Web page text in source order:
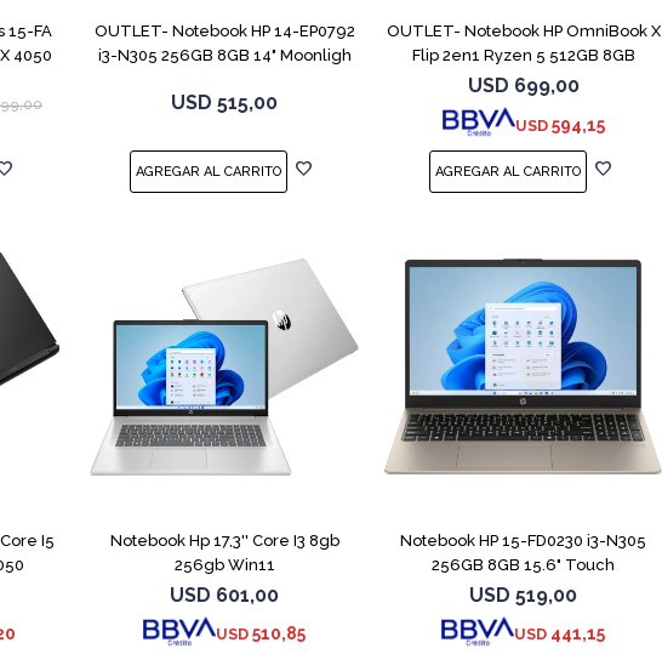
15-FA
4050
OUTLET- Notebook HP 14-EP0792
i3-N305 256GB 8GB 14" Moonligh
USD 515,00
OUTLET- Notebook HP OmniBook X
Flip 2en1 Ryzen 5 512GB 8GB
USD 699,00
USD 594,15
I5
Notebook Hp 17,3'' Core I3 8gb
256gb Win11
USD 601,00
USD 510,85
Notebook HP 15-FD0230 i3-N305
256GB 8GB 15.6" Touch
USD 519,00
USD 441,15